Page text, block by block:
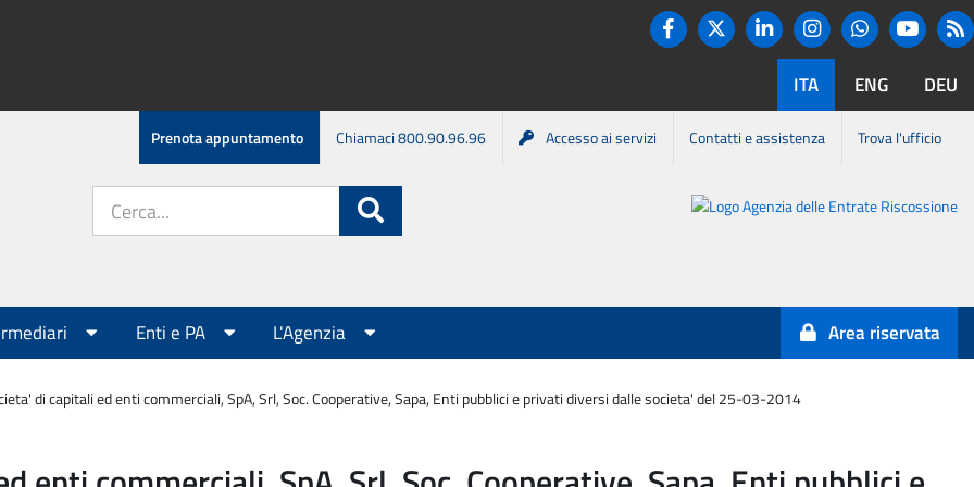
Twitter
LinkedinInstagram
ITA ENG DEU
Prenota appuntamento Chiamaci 800.90.96.96 Accesso ai servizi Contatti e assistenza Trova l'ufficio
sito:
Agenzia
Entrate-
Riscossione
Enti e PA L'Agenzia Area riservata
di capitali ed enti commerciali, SpA, Srl, Soc. Cooperative, Sapa, Enti pubblici e privati diversi dalle societa' del 25-03-2014